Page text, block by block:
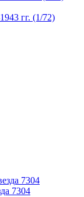
гг. (1/72)
7304